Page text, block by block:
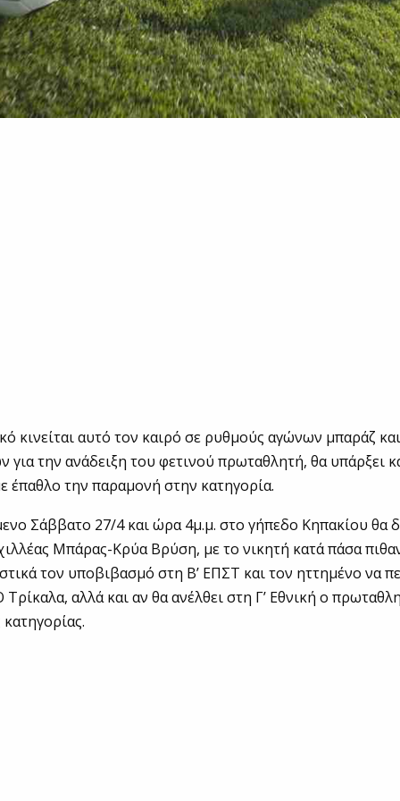
κινείται αυτό τον καιρό σε ρυθμούς αγώνων μπαράζ
για την ανάδειξη του φετινού πρωταθλητή, θα υπάρξει
έπαθλο την παραμονή στην κατηγορία.
Σάββατο 27/4 και ώρα 4μ.μ. στο γήπεδο Κηπακίου θα
Μπάρας-Κρύα Βρύση, με το νικητή κατά πάσα
τον υποβιβασμό στη Β’ ΕΠΣΤ και τον ηττημένο να
Τρίκαλα, αλλά και αν θα ανέλθει στη Γ’ Εθνική ο